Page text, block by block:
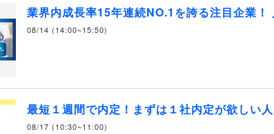
業界内成長率15年連続NO.1を誇る注目企業！
08/14 (14:00~15:50)
最短１週間で内定！まずは１社内定が欲しい
08/17 (10:30~11:00)